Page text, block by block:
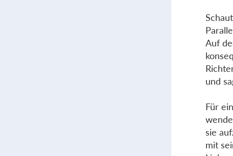
Auf
und
Für
sie
mit